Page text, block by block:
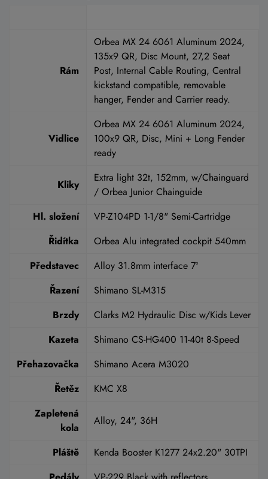
Rám
Orbea MX 24 6061 Aluminum 2024,
135x9 QR, Disc Mount, 27,2 Seat
Post, Internal Cable Routing, Central
kickstand compatible, removable
hanger, Fender and Carrier ready.
Vidlice
Orbea MX 24 6061 Aluminum 2024,
100x9 QR, Disc, Mini + Long Fender
ready
Kliky
Extra light 32t, 152mm, w/Chainguard
/ Orbea Junior Chainguide
Hl. složení
VP-Z104PD 1-1/8" Semi-Cartridge
Řidítka
Orbea Alu integrated cockpit 540mm
Představec
Alloy 31.8mm interface 7º
Řazení
Shimano SL-M315
Brzdy
Clarks M2 Hydraulic Disc w/Kids Lever
Kazeta
Shimano CS-HG400 11-40t 8-Speed
Přehazovačka
Shimano Acera M3020
Řetěz
KMC X8
Zapletená
kola
Alloy, 24", 36H
Pláště
Kenda Booster K1277 24x2.20" 30TPI